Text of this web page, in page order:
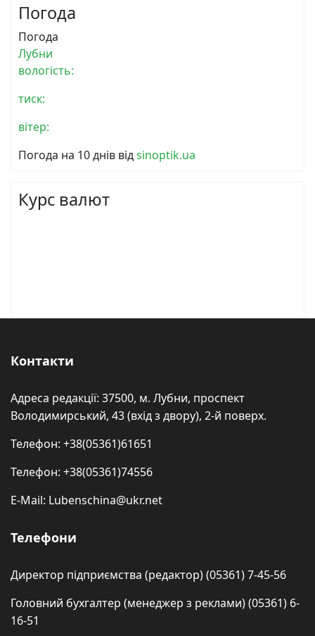
Погода
Погода
Лубни
вологість:
тиск:
вітер:
Погода на 10 днів відsinoptik.ua
Курс валют
Контакти
Адреса редакції: 37500, м. Лубни, проспект
Володимирський, 43 (вхід з двору), 2-й поверх.
Телефон: +38(05361)61651
Телефон: +38(05361)74556
E-Mail: Lubenschina@ukr.net
Телефони
Директор підприємства (редактор) (05361) 7-45-56
Головний бухгалтер (менеджер з реклами) (05361) 6-
16-51